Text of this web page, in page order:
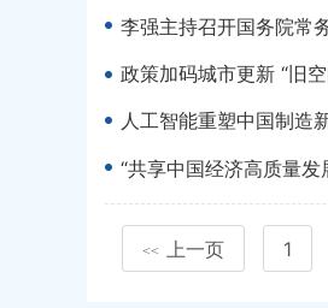
李强主持召开国务院常
政策加码城市更新 “旧
人工智能重塑中国制造
“共享中国经济高质量发
<< 上一页 1